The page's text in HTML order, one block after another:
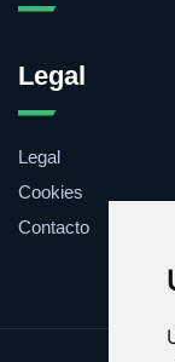
Legal
Legal
Cookies
Contacto